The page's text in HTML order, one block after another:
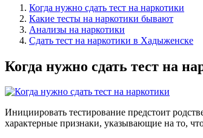
Когда нужно сдать тест на наркотики
Какие тесты на наркотики бывают
Анализы на наркотики
Сдать тест на наркотики в Хадыженске
Когда нужно сдать тест на
Инициировать тестирование предстоит
характерные признаки, указывающие на то,